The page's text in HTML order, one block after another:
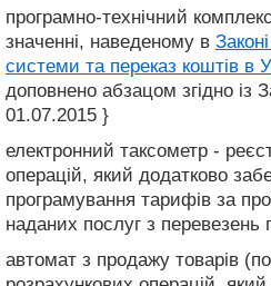
програмно-технічний
значенні, наведеному в
системи та переказ коштів в
доповнено абзацом згідно із
01.07.2015 }
електронний таксометр -
операцій, який додатково
програмування тарифів за
наданих послуг з перевезень
автомат з продажу товарів